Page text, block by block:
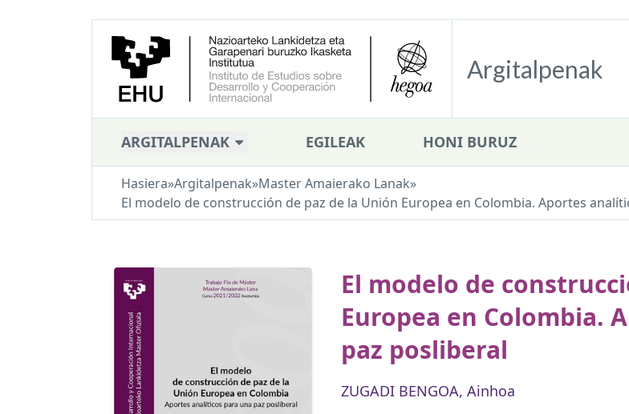
Argitalpenak
ARGITALPENAK EGILEAK HONI BURUZ
Hasiera»Argitalpenak»Master Amaierako Lanak»
El modelo de construcción de paz de la Unión Europea en Colombia. Aportes
El modelo de
Europea en Colombia.
paz posliberal
ZUGADI BENGOA, Ainhoa